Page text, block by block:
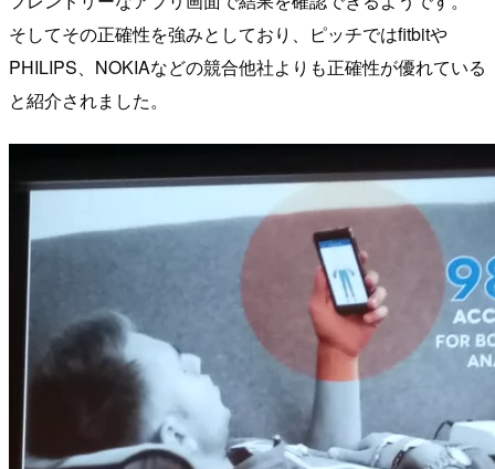
そしてその正確性を強みとしており、ピッチではfitbitや
PHILIPS、NOKIAなどの競合他社よりも正確性が優れている
と紹介されました。